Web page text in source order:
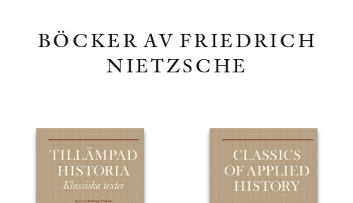
BÖCKER AV FRIEDRICH
NIETZSCHE